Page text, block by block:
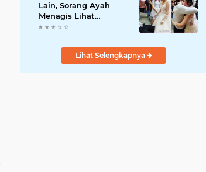
Lain, Sorang Ayah
Menagis Lihat
Pernikahan Anak
Lihat Selengkapnya